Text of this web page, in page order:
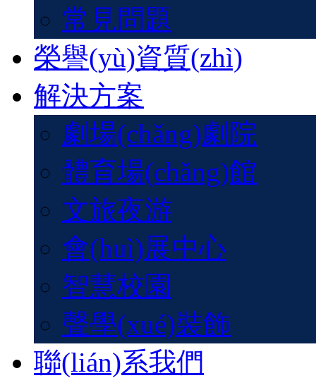
常見問題
榮譽(yù)資質(zhì)
解決方案
劇場(chǎng)劇院
體育場(chǎng)館
文旅夜游
會(huì)展中心
智慧校園
聲學(xué)裝飾
聯(lián)系我們